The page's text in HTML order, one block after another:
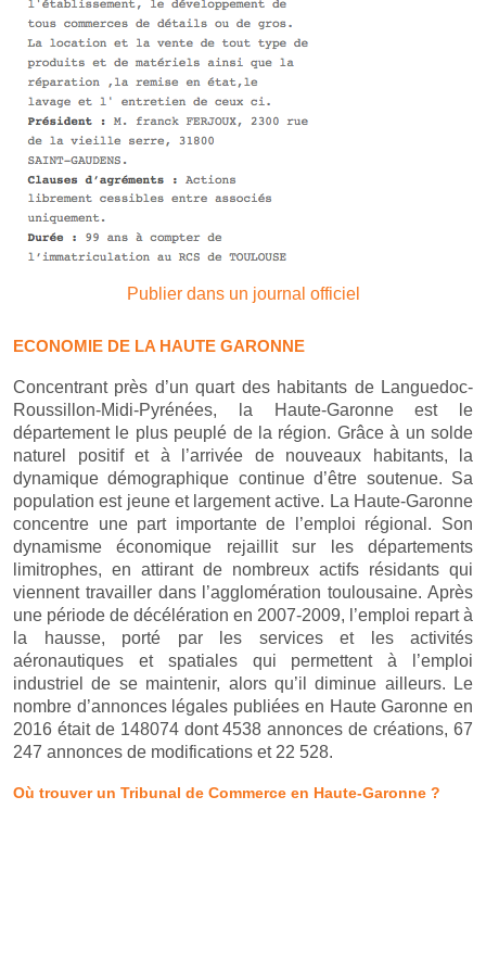
Publier dans un journal officiel
ECONOMIE DE LA HAUTE GARONNE
Concentrant près d’un quart des habitants de Languedoc-
Roussillon-Midi-Pyrénées, la Haute-Garonne est le
département le plus peuplé de la région. Grâce à un solde
naturel positif et à l’arrivée de nouveaux habitants, la
dynamique démographique continue d’être soutenue. Sa
population est jeune et largement active. La Haute-Garonne
concentre une part importante de l’emploi régional. Son
dynamisme économique rejaillit sur les départements
limitrophes, en attirant de nombreux actifs résidants qui
viennent travailler dans l’agglomération toulousaine. Après
une période de décélération en 2007-2009, l’emploi repart à
la hausse, porté par les services et les activités
aéronautiques et spatiales qui permettent à l’emploi
industriel de se maintenir, alors qu’il diminue ailleurs. Le
nombre d’annonces légales publiées en Haute Garonne en
2016 était de 148074 dont 4538 annonces de créations, 67
247 annonces de modifications et 22 528.
Où trouver un Tribunal de Commerce en Haute-Garonne ?